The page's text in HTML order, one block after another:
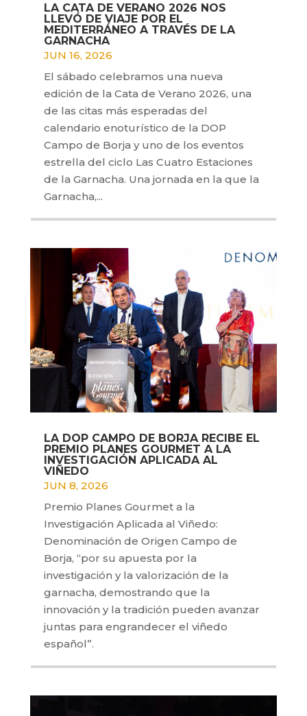
LA CATA DE VERANO 2026 NOS
LLEVÓ DE VIAJE POR EL
MEDITERRÁNEO A TRAVÉS DE LA
GARNACHA
JUN 16, 2026
El sábado celebramos una nueva
edición de la Cata de Verano 2026, una
de las citas más esperadas del
calendario enoturístico de la DOP
Campo de Borja y uno de los eventos
estrella del ciclo Las Cuatro Estaciones
de la Garnacha. Una jornada en la que la
Garnacha,...
LA DOP CAMPO DE BORJA RECIBE EL
PREMIO PLANES GOURMET A LA
INVESTIGACIÓN APLICADA AL
VIÑEDO
JUN 8, 2026
Premio Planes Gourmet a la
Investigación Aplicada al Viñedo:
Denominación de Origen Campo de
Borja, “por su apuesta por la
investigación y la valorización de la
garnacha, demostrando que la
innovación y la tradición pueden avanzar
juntas para engrandecer el viñedo
español”.